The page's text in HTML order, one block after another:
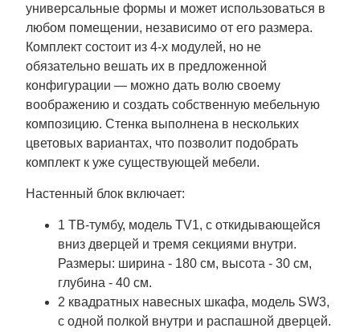
универсальные формы и может использоваться в
любом помещении, независимо от его размера.
Комплект состоит из 4-х модулей, но не
обязательно вешать их в предложенной
конфигурации — можно дать волю своему
воображению и создать собственную мебельную
композицию. Стенка выполнена в нескольких
цветовых вариантах, что позволит подобрать
комплект к уже существующей мебели.
Настенный блок включает:
1 ТВ-тумбу, модель TV1, с откидывающейся
вниз дверцей и тремя секциями внутри.
Размеры: ширина - 180 см, высота - 30 см,
глубина - 40 см.
2 квадратных навесных шкафа, модель SW3,
с одной полкой внутри и распашной дверцей.